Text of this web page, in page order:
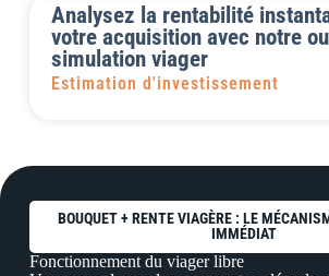
Analysez la rentabilité
votre acquisition avec notre
simulation viager
Estimation d'investissement
BOUQUET + RENTE VIAGÈRE : LE
IMMÉDIAT
Fonctionnementdu viager libre